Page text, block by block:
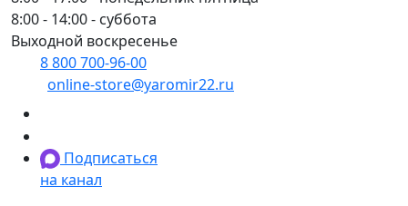
8:00 - 14:00 - суббота
Выходной воскресенье
8 800 700-96-00
online-store@yaromir22.ru
Подписаться
на канал